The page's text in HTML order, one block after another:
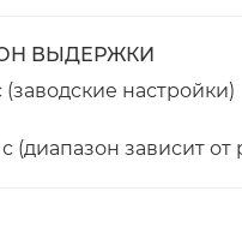
ВЫДЕРЖКИ
(заводские настройки)
с (диапазон зависит